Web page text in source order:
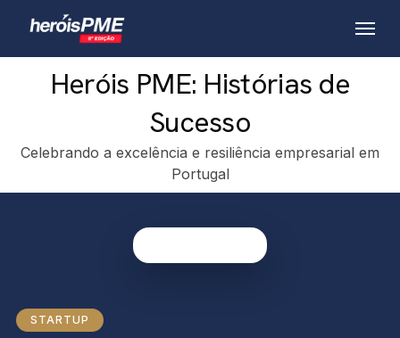
main
Menu
Heróis PME: Histórias de
Sucesso
Celebrando a excelência e resiliência empresarial em
Portugal
STARTUP